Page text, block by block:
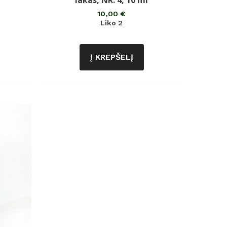
10,00 €
Liko 2
Į KREPŠELĮ